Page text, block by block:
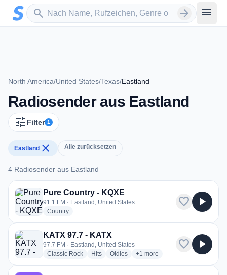
Zum Hauptinhalt springen
search
Sender suchen arrow_forward menu
North America/United States/Texas/Eastland
Radiosender aus Eastland
tune Filter 1
Eastland close Alle zurücksetzen
4 Radiosender aus Eastland
4 Radiosender aus Eastland
Pure Country - KQXE
91.1 FM · Eastland, United States
Countryradio stations
favorite play_arrow
KATX 97.7 - KATX
97.7 FM · Eastland, United States
Classic Rockradio stations
Hitsradio stations
Oldiesradio stations
+1 more genres for KATX 97.7 -
more
favorite play_arrow